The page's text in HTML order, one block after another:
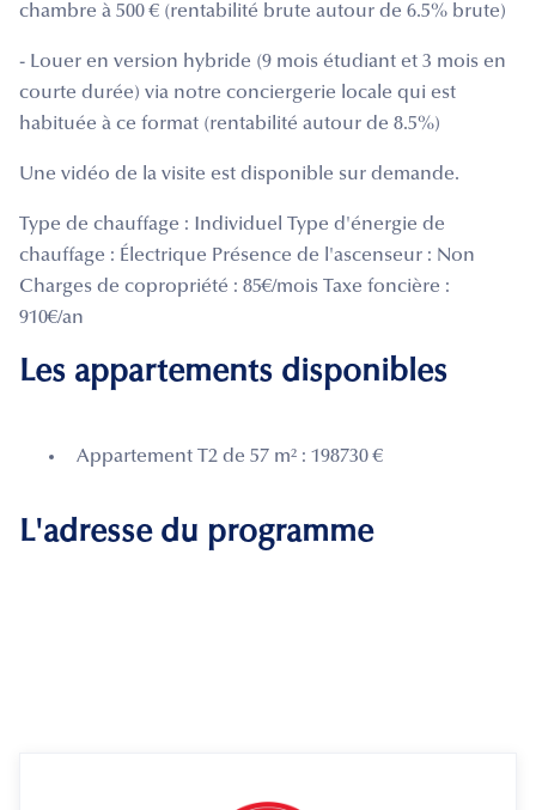
chambre à 500 € (rentabilité brute autour de 6.5% brute)
- Louer en version hybride (9 mois étudiant et 3 mois en
courte durée) via notre conciergerie locale qui est
habituée à ce format (rentabilité autour de 8.5%)
Une vidéo de la visite est disponible sur demande.
Type de chauffage : Individuel Type d'énergie de
chauffage : Électrique Présence de l'ascenseur : Non
Charges de copropriété : 85€/mois Taxe foncière :
910€/an
Les appartements disponibles
Appartement T2 de 57 m² : 198730 €
L'adresse du programme